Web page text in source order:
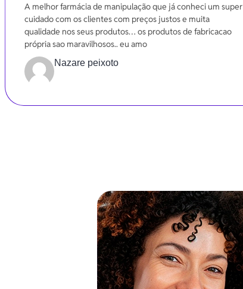
A melhor farmácia de manipulação que já conheci um super
cuidado com os clientes com preços justos e muita
qualidade nos seus produtos… os produtos de fabricacao
própria sao maravilhosos.. eu amo
Nazare peixoto